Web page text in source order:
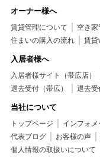
オーナー様へ
賃貸管理について 空き家
住まいの購入の流れ
賃貸
入居者様へ
入居者様サイト（帯広店）
退去受付（帯広）
退去受
当社について
トップページ インフォメ
代表ブログ
お客様の声
個人情報の取扱いについて